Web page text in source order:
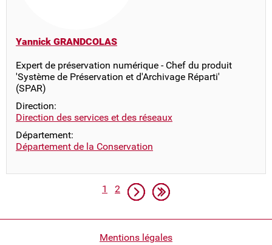
Yannick GRANDCOLAS
Expert de préservation numérique - Chef du produit
'Système de Préservation et d'Archivage Réparti'
(SPAR)
Direction:
Direction des services et des réseaux
Département:
Département de la Conservation
Pagination
Page
1 Page
2 Page suivante
Dernière page
Mentions légales